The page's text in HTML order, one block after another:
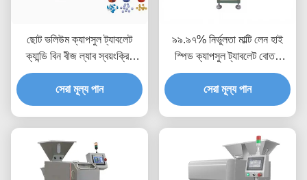
ছোট ভলিউম ক্যাপসুল ট্যাবলেট
ক্যান্ডি বিন বীজ ল্যাব স্বয়ংক্রিয়
ইলেকট্রনিক গণনা মেশিন
সেরা মূল্য পান
৯৯.৯৭% নির্ভুলতা মাল্টি লেন হাই
স্পিড ক্যাপসুল ট্যাবলেট বোতল
ফিলিং কাউন্টিং মেশিন
সেরা মূল্য পান